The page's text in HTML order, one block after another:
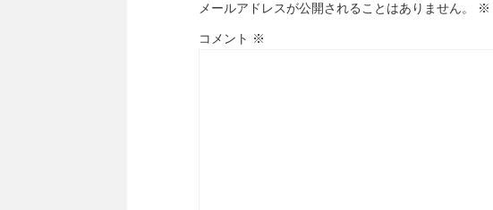
メールアドレスが公開されることはありません。 ※
コメント ※